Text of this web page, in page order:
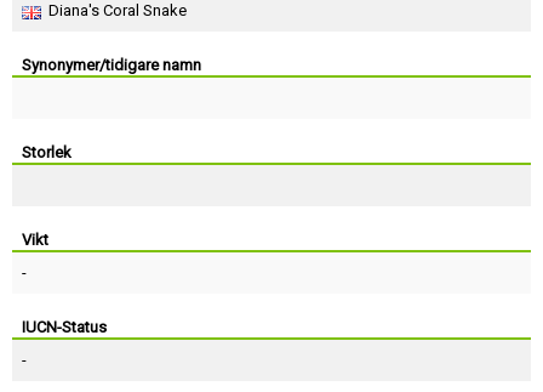
Diana's Coral Snake
Synonymer/tidigare namn
Storlek
Vikt
-
IUCN-Status
-